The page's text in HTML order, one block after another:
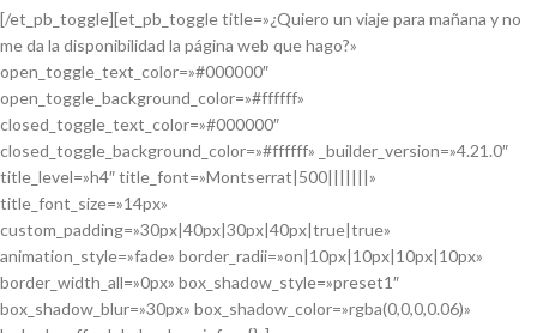
[/et_pb_toggle][et_pb_toggle title=»¿Quiero un viaje para mañana y no
me da la disponibilidad la página web que hago?»
open_toggle_text_color=»#000000″
open_toggle_background_color=»#ffffff»
closed_toggle_text_color=»#000000″
closed_toggle_background_color=»#ffffff» _builder_version=»4.21.0″
title_level=»h4″ title_font=»Montserrat|500|||||||»
title_font_size=»14px»
custom_padding=»30px|40px|30px|40px|true|true»
animation_style=»fade» border_radii=»on|10px|10px|10px|10px»
border_width_all=»0px» box_shadow_style=»preset1″
box_shadow_blur=»30px» box_shadow_color=»rgba(0,0,0,0.06)»